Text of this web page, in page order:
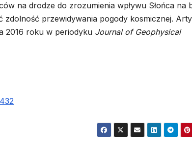
na drodze do zrozumienia wpływu Słońca na
przewidywania pogody kosmicznej.
2016 roku w periodyku Journal of Geophysical